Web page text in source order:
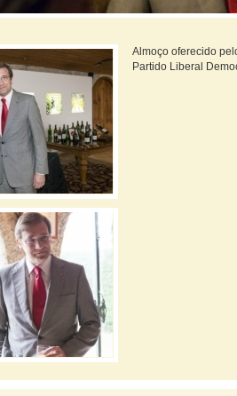
Almoço oferecido
Partido Liberal